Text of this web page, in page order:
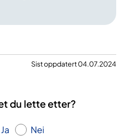
Sist oppdatert 04.07.2024
du lette etter?
Ja Nei